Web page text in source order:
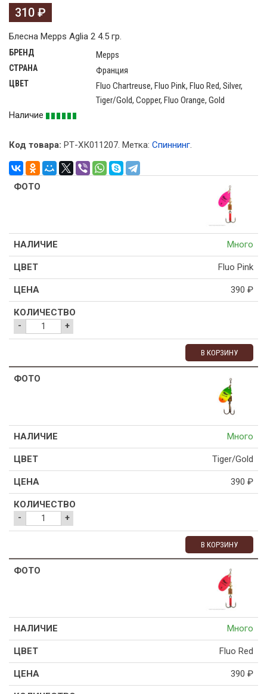
310 ₽
Блесна Mepps Aglia 2 4.5 гр.
БРЕНД Mepps
СТРАНА Франция
ЦВЕТ
Fluo Chartreuse, Fluo Pink, Fluo Red, Silver,
Tiger/Gold, Copper, Fluo Orange, Gold
Наличие
Код товара: РТ-ХК011207. Метка: Спиннинг.
Много
Fluo Pink
390 ₽
- +
В КОРЗИНУ
Много
Tiger/Gold
390 ₽
- +
В КОРЗИНУ
Много
Fluo Red
390 ₽